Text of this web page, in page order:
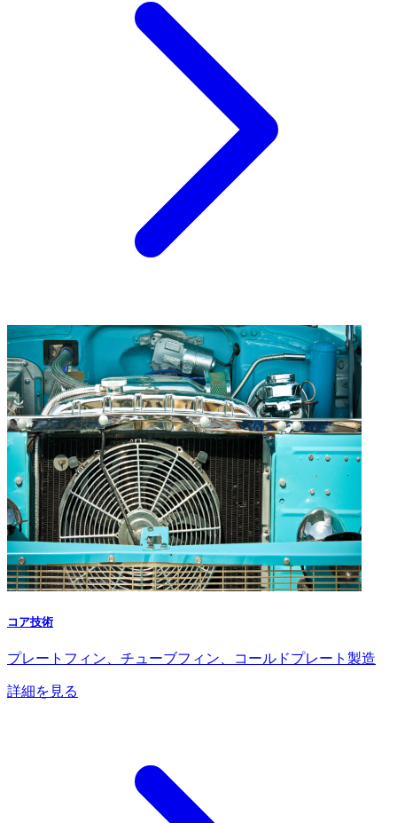
コア技術
プレートフィン、チューブフィン、コールドプレート製造
詳細を見る